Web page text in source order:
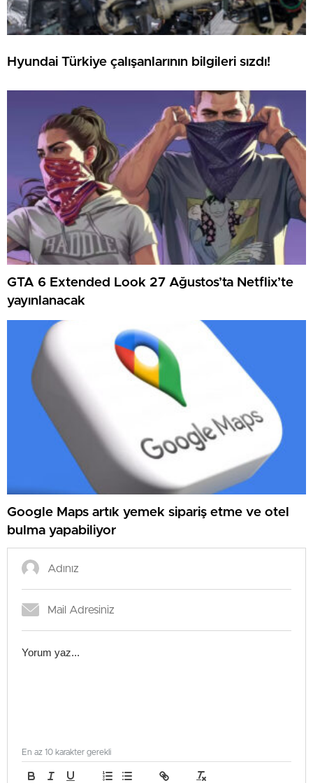
Hyundai Türkiye çalışanlarının bilgileri sızdı!
GTA 6 Extended Look 27 Ağustos’ta Netflix’te
yayınlanacak
Google Maps artık yemek sipariş etme ve otel
bulma yapabiliyor
En az 10 karakter gerekli